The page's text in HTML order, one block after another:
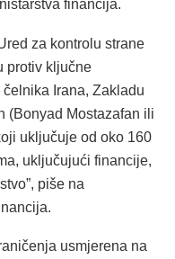
financija.
za kontrolu strane
protiv ključne
Irana, Zakladu
(Bonyad Mostazafan ili
uključuje od oko 160
uključujući financije,
piše na
usmjerena na